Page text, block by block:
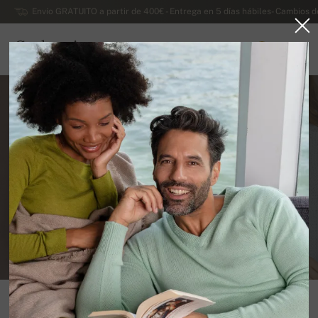
Envío GRATUITO a partir de 400€ - Entrega en 5 días hábiles- Cambios
Cachemira
ESPAÑA
Pashmina – ¿lana o chal
tejido a mano?
BLOG DE CACHEMIRA PETER GREŠA
Lana de pashmina - ¿Existe tal cosa? ¿Es esta lana